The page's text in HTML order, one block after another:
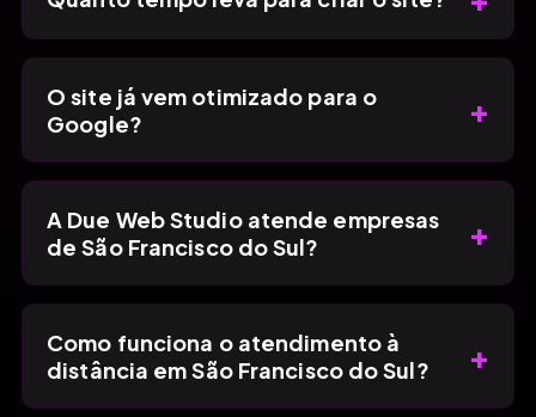
O site já vem otimizado para o
Google?
+
A Due Web Studio atende empresas
de São Francisco do Sul?
+
Como funciona o atendimento à
distância em São Francisco do Sul?
+